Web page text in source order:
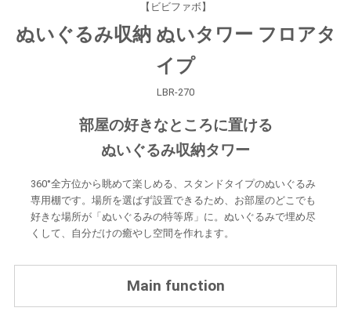
【ビビファボ】
ぬいぐるみ収納 ぬいタワー フロアタ
イプ
LBR-270
部屋の好きなところに置ける
ぬいぐるみ収納タワー
360°全方位から眺めて楽しめる、スタンドタイプのぬいぐるみ
専用棚です。場所を選ばず設置できるため、お部屋のどこでも
好きな場所が「ぬいぐるみの特等席」に。ぬいぐるみで埋め尽
くして、自分だけの癒やし空間を作れます。
Main function